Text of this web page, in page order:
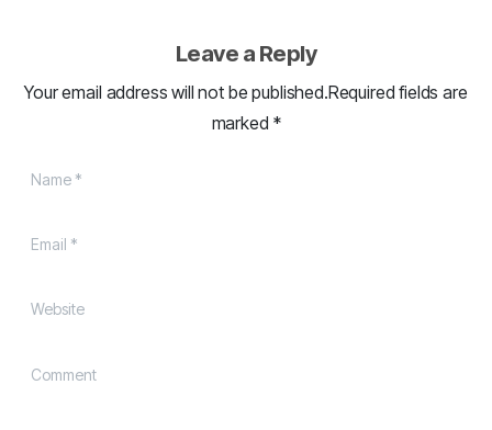
Leave a Reply
Your email address will not be published.Required fields are
marked *
Name
Email
Website
Comment